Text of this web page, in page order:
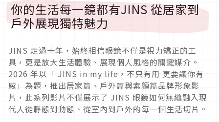
你的生活每一鏡都有JINS 從居家到
戶外展現獨特魅力
JINS 走過十年，始終相信眼鏡不僅是視力矯正的工
具，更是放大生活體驗、展現個人風格的關鍵媒介。
2026 年以「 JINS in my life，不只有用 更要讓你有
感」為題，推出居家篇、戶外篇與素顏篇品牌形象影
片，此系列影片不僅展示了 JINS 眼鏡如何無縫融入現
代人從靜態到動態、從室內到戶外的每一個生活切片。